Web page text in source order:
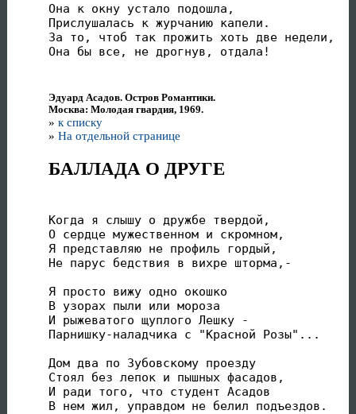
Она к окну устало подошла,
Прислушалась к журчанию капели.
За то, чтоб так прожить хоть две недели,
Она бы все, не дрогнув, отдала!
Эдуард Асадов. Остров Романтики.
Москва: Молодая гвардия, 1969.
» к списку
» На отдельной странице
БАЛЛАДА О ДРУГЕ
Когда я слышу о дружбе твердой,
О сердце мужественном и скромном,
Я представляю не профиль гордый,
Не парус бедствия в вихре шторма,-
Я просто вижу одно окошко
В узорах пыли или мороза
И рыжеватого щуплого Лешку -
Парнишку-наладчика с "Красной Розы"...
Дом два по Зубовскому проезду
Стоял без лепок и пышных фасадов,
И ради того, что студент Асадов
В нем жил, управдом не белил подъездов.